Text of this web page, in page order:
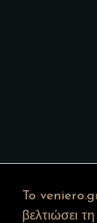
To
βελτιώσει